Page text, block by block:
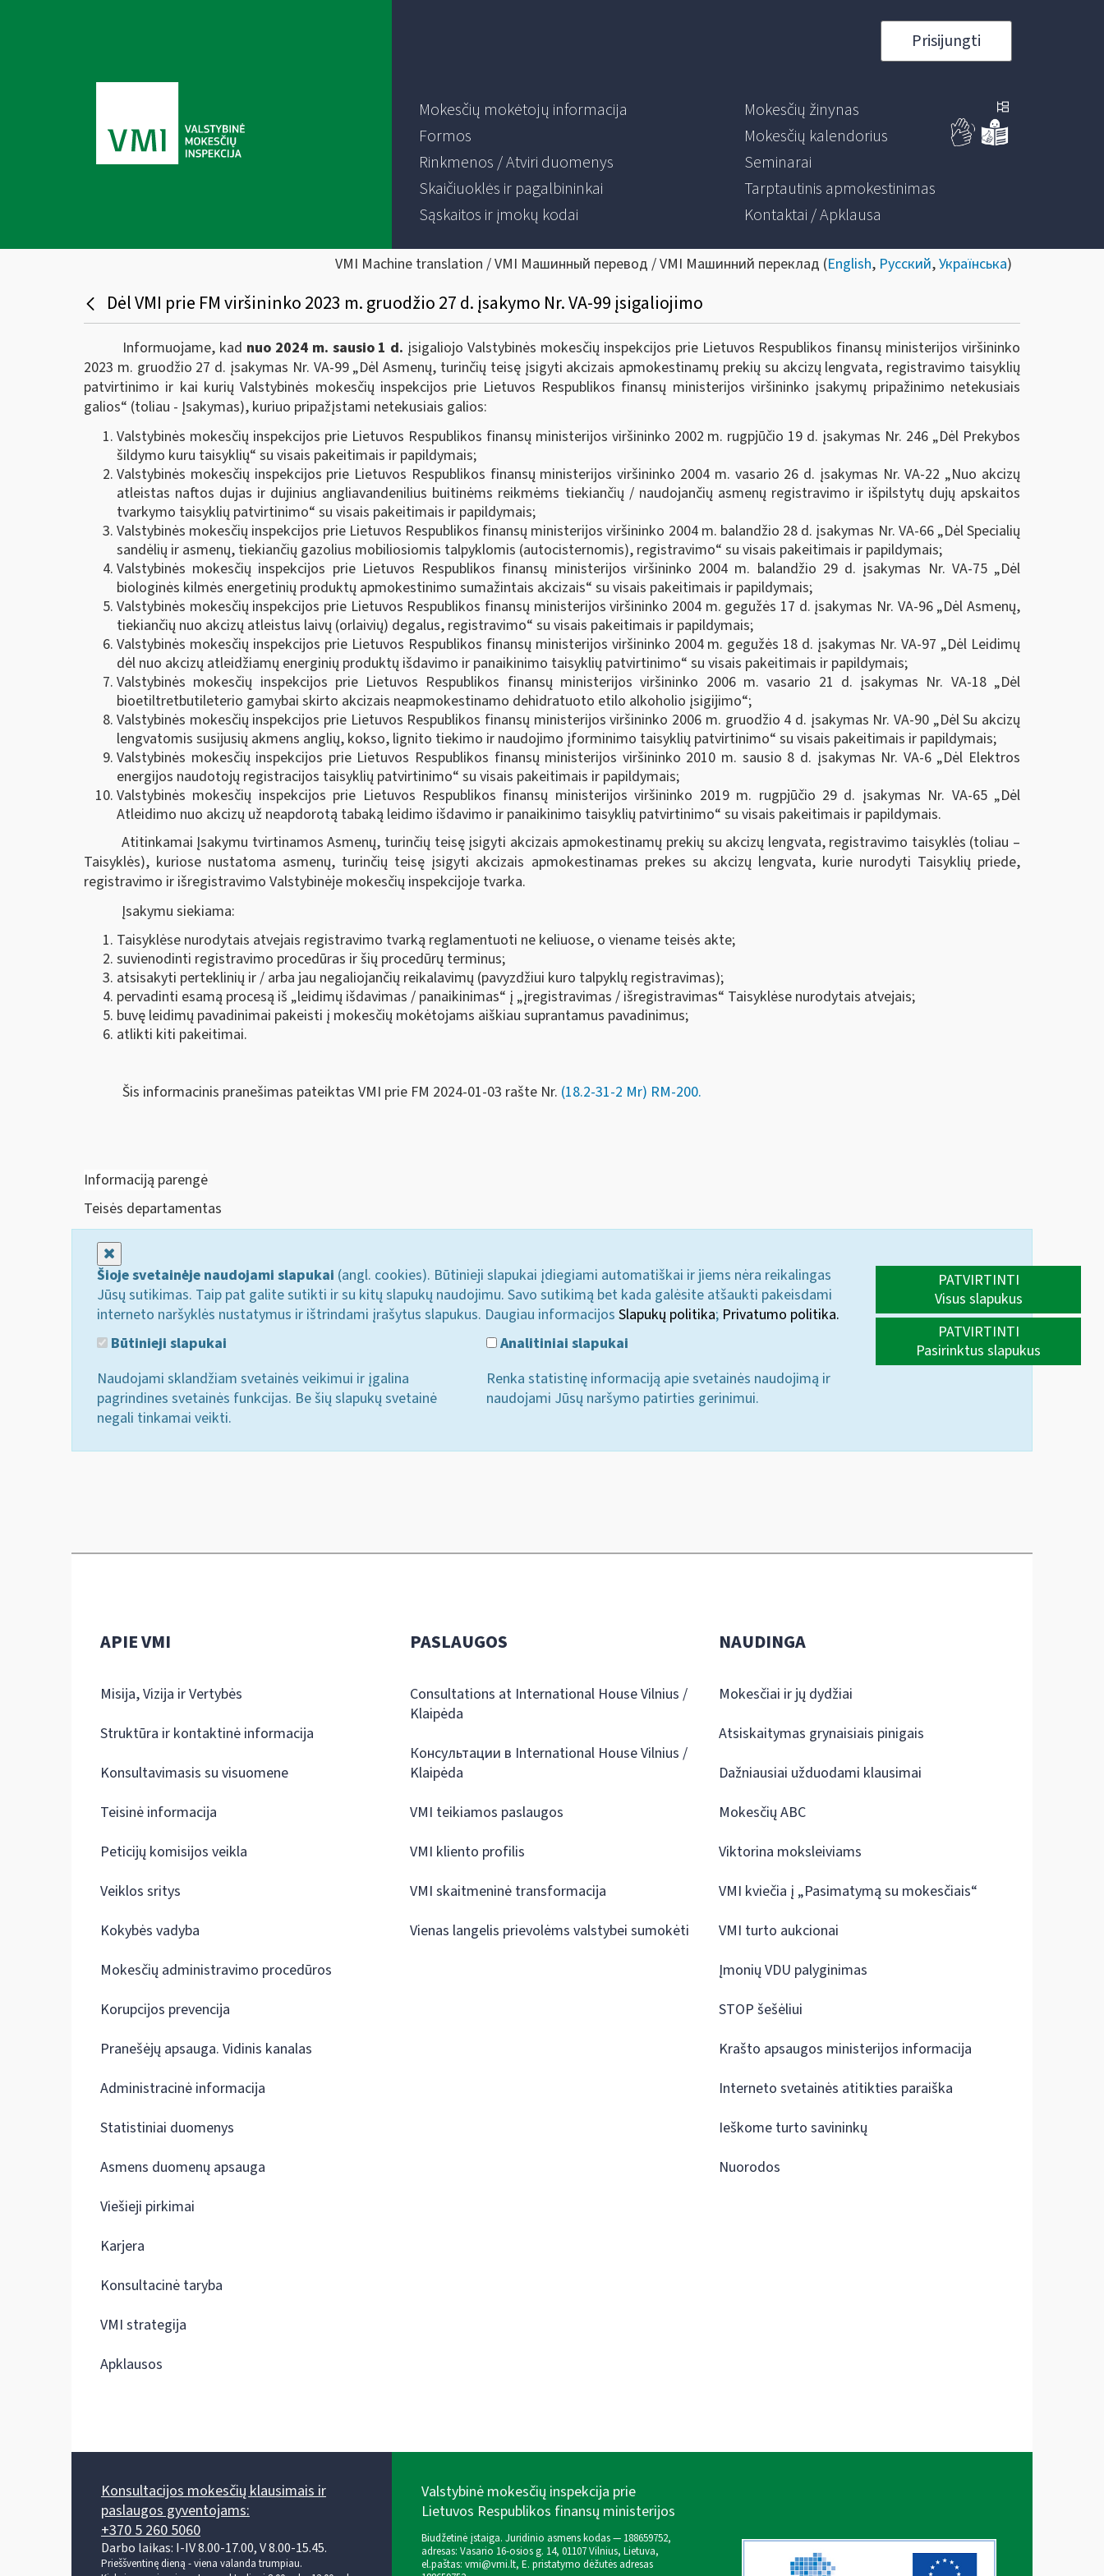
Prisijungti
Mokesčių mokėtojų informacija
Formos
Rinkmenos / Atviri duomenys
Skaičiuoklės ir pagalbininkai
Sąskaitos ir įmokų kodai
Mokesčių žinynas
Mokesčių kalendorius
Seminarai
Tarptautinis apmokestinimas
Kontaktai / Apklausa
VMI Machine translation / VMI Машинный перевод / VMI Машинний переклад (English, Русский,Українська)
Dėl VMI prie FM viršininko 2023 m. gruodžio 27 d. įsakymo Nr. VA-99 įsigaliojimo
Informuojame, kad nuo 2024 m. sausio 1 d. įsigaliojo Valstybinės mokesčių inspekcijos prie Lietuvos Respublikos finansų ministerijos viršininko
2023 m. gruodžio 27 d. įsakymas Nr. VA-99 „Dėl Asmenų, turinčių teisę įsigyti akcizais apmokestinamų prekių su akcizų lengvata, registravimo taisyklių
patvirtinimo ir kai kurių Valstybinės mokesčių inspekcijos prie Lietuvos Respublikos finansų ministerijos viršininko įsakymų pripažinimo netekusiais
galios“ (toliau - Įsakymas), kuriuo pripažįstami netekusiais galios:
Valstybinės mokesčių inspekcijos prie Lietuvos Respublikos finansų ministerijos viršininko 2002 m. rugpjūčio 19 d. įsakymas Nr. 246 „Dėl Prekybos
šildymo kuru taisyklių“ su visais pakeitimais ir papildymais;
Valstybinės mokesčių inspekcijos prie Lietuvos Respublikos finansų ministerijos viršininko 2004 m. vasario 26 d. įsakymas Nr. VA-22 „Nuo akcizų
atleistas naftos dujas ir dujinius angliavandenilius buitinėms reikmėms tiekiančių / naudojančių asmenų registravimo ir išpilstytų dujų apskaitos
tvarkymo taisyklių patvirtinimo“ su visais pakeitimais ir papildymais;
Valstybinės mokesčių inspekcijos prie Lietuvos Respublikos finansų ministerijos viršininko 2004 m. balandžio 28 d. įsakymas Nr. VA-66 „Dėl Specialių
sandėlių ir asmenų, tiekiančių gazolius mobiliosiomis talpyklomis (autocisternomis), registravimo“ su visais pakeitimais ir papildymais;
Valstybinės mokesčių inspekcijos prie Lietuvos Respublikos finansų ministerijos viršininko 2004 m. balandžio 29 d. įsakymas Nr. VA-75 „Dėl
biologinės kilmės energetinių produktų apmokestinimo sumažintais akcizais“ su visais pakeitimais ir papildymais;
Valstybinės mokesčių inspekcijos prie Lietuvos Respublikos finansų ministerijos viršininko 2004 m. gegužės 17 d. įsakymas Nr. VA-96 „Dėl Asmenų,
tiekiančių nuo akcizų atleistus laivų (orlaivių) degalus, registravimo“ su visais pakeitimais ir papildymais;
Valstybinės mokesčių inspekcijos prie Lietuvos Respublikos finansų ministerijos viršininko 2004 m. gegužės 18 d. įsakymas Nr. VA-97 „Dėl Leidimų
dėl nuo akcizų atleidžiamų energinių produktų išdavimo ir panaikinimo taisyklių patvirtinimo“ su visais pakeitimais ir papildymais;
Valstybinės mokesčių inspekcijos prie Lietuvos Respublikos finansų ministerijos viršininko 2006 m. vasario 21 d. įsakymas Nr. VA-18 „Dėl
bioetiltretbutileterio gamybai skirto akcizais neapmokestinamo dehidratuoto etilo alkoholio įsigijimo“;
Valstybinės mokesčių inspekcijos prie Lietuvos Respublikos finansų ministerijos viršininko 2006 m. gruodžio 4 d. įsakymas Nr. VA-90 „Dėl Su akcizų
lengvatomis susijusių akmens anglių, kokso, lignito tiekimo ir naudojimo įforminimo taisyklių patvirtinimo“ su visais pakeitimais ir papildymais;
Valstybinės mokesčių inspekcijos prie Lietuvos Respublikos finansų ministerijos viršininko 2010 m. sausio 8 d. įsakymas Nr. VA-6 „Dėl Elektros
energijos naudotojų registracijos taisyklių patvirtinimo“ su visais pakeitimais ir papildymais;
Valstybinės mokesčių inspekcijos prie Lietuvos Respublikos finansų ministerijos viršininko 2019 m. rugpjūčio 29 d. įsakymas Nr. VA-65 „Dėl
Atleidimo nuo akcizų už neapdorotą tabaką leidimo išdavimo ir panaikinimo taisyklių patvirtinimo“ su visais pakeitimais ir papildymais.
Atitinkamai Įsakymu tvirtinamos Asmenų, turinčių teisę įsigyti akcizais apmokestinamų prekių su akcizų lengvata, registravimo taisyklės (toliau –
Taisyklės), kuriose nustatoma asmenų, turinčių teisę įsigyti akcizais apmokestinamas prekes su akcizų lengvata, kurie nurodyti Taisyklių priede,
registravimo ir išregistravimo Valstybinėje mokesčių inspekcijoje tvarka.
Įsakymu siekiama:
Taisyklėse nurodytais atvejais registravimo tvarką reglamentuoti ne keliuose, o viename teisės akte;
suvienodinti registravimo procedūras ir šių procedūrų terminus;
atsisakyti perteklinių ir / arba jau negaliojančių reikalavimų (pavyzdžiui kuro talpyklų registravimas);
pervadinti esamą procesą iš „leidimų išdavimas / panaikinimas“ į „įregistravimas / išregistravimas“ Taisyklėse nurodytais atvejais;
buvę leidimų pavadinimai pakeisti į mokesčių mokėtojams aiškiau suprantamus pavadinimus;
atlikti kiti pakeitimai.
Šis informacinis pranešimas pateiktas VMI prie FM 2024-01-03 rašte Nr. (18.2-31-2 Mr) RM-200.
Informaciją parengė
Teisės departamentas
Šioje svetainėje naudojami slapukai (angl. cookies). Būtinieji slapukai įdiegiami automatiškai ir jiems nėra reikalingas
Jūsų sutikimas. Taip pat galite sutikti ir su kitų slapukų naudojimu. Savo sutikimą bet kada galėsite atšaukti pakeisdami
interneto naršyklės nustatymus ir ištrindami įrašytus slapukus. Daugiau informacijos Slapukų politika; Privatumo politika.
Būtinieji slapukai
Naudojami sklandžiam svetainės veikimui ir įgalina
pagrindines svetainės funkcijas. Be šių slapukų svetainė
negali tinkamai veikti.
Analitiniai slapukai
Renka statistinę informaciją apie svetainės naudojimą ir
naudojami Jūsų naršymo patirties gerinimui.
PATVIRTINTI
Visus slapukus
PATVIRTINTI
Pasirinktus slapukus
APIE VMI
Misija, Vizija ir Vertybės
Struktūra ir kontaktinė informacija
Konsultavimasis su visuomene
Teisinė informacija
Peticijų komisijos veikla
Veiklos sritys
Kokybės vadyba
Mokesčių administravimo procedūros
Korupcijos prevencija
Pranešėjų apsauga. Vidinis kanalas
Administracinė informacija
Statistiniai duomenys
Asmens duomenų apsauga
Viešieji pirkimai
Karjera
Konsultacinė taryba
VMI strategija
Apklausos
PASLAUGOS
Consultations at International House Vilnius /
Klaipėda
Консультации в International House Vilnius /
Klaipėda
VMI teikiamos paslaugos
VMI kliento profilis
VMI skaitmeninė transformacija
Vienas langelis prievolėms valstybei sumokėti
NAUDINGA
Mokesčiai ir jų dydžiai
Atsiskaitymas grynaisiais pinigais
Dažniausiai užduodami klausimai
Mokesčių ABC
Viktorina moksleiviams
VMI kviečia į „Pasimatymą su mokesčiais“
VMI turto aukcionai
Įmonių VDU palyginimas
STOP šešėliui
Krašto apsaugos ministerijos informacija
Interneto svetainės atitikties paraiška
Ieškome turto savininkų
Nuorodos
Konsultacijos mokesčių klausimais ir
paslaugos gyventojams:
+370 5 260 5060
Darbo laikas: I-IV 8.00-17.00, V 8.00-15.45.
Prieššventinę dieną - viena valanda trumpiau.
Valstybinė mokesčių inspekcija prie
Lietuvos Respublikos finansų ministerijos
Biudžetinė įstaiga. Juridinio asmens kodas — 188659752,
adresas: Vasario 16-osios g. 14, 01107 Vilnius, Lietuva,
el.paštas: vmi@vmi.lt, E. pristatymo dėžutės adresas